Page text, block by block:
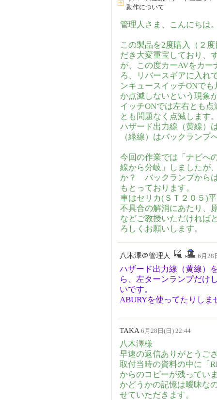
動作について
管理人さま、こんにちは
この製品を2度購入（２
だき大変重宝しており、
が、この度カーAVをカー
ろ、リバースギアに入れ
ンキュースイッチONで
か点滅しないという現象
イッチONでは左右とも
とも問題なく点滅します
ハザード出力線（黄線）
（緑線）はバックランプ
今回の作業では「ナビへ
線から分岐」しましたが
か？ バックランプから
もとっております。
車はセリカ(ＳＴ２０５)
不具合の解消にあたり、
などご教授いただければ
ろしくお願いします。
八木澤＠管理人 6月28
ハザード出力線（黄線）
ら、左ターンランプだけ
いです。
ABURYを使ってたりしま
TAKA 6月28日(日) 22:44
八木澤様
早速の返信ありがとうご
取付当時の資料の中に「
からのコピーが残ってい
かどうかの記憶は曖昧な
せていただきます。